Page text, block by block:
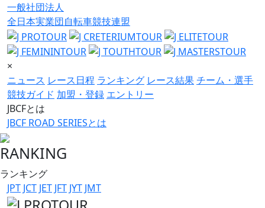
一般社団法人
全日本実業団自転車競技連盟
×
ニュース レース日程 ランキング レース結果チーム・選手
競技ガイド 加盟・登録 エントリー
JBCFとは
JBCF ROAD SERIESとは
RANKING
ランキング
JPT JCT JET JFT JYT JMT